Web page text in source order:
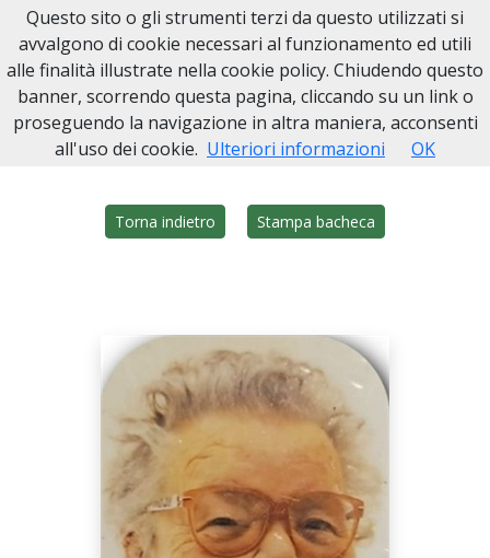
Onoranze Funebri Sarmino
Home Italia NA Ottaviano Assunta Franzese
Torna indietro Stampa bacheca
Questo sito o gli strumenti terzi da questo utilizzati si
avvalgono di cookie necessari al funzionamento ed utili
alle finalità illustrate nella cookie policy. Chiudendo questo
banner, scorrendo questa pagina, cliccando su un link o
proseguendo la navigazione in altra maniera, acconsenti
all'uso dei cookie. Ulteriori informazioni OK